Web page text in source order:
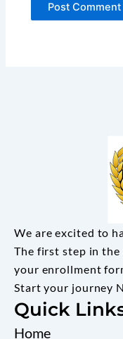
We are excited to
The first step in the
your enrollment
Start your journey
Quick
Home